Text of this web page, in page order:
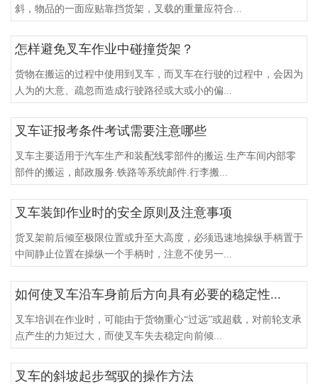
斜，物品的一面应贴靠挡货架，叉载的重量应符合...
怎样避免叉车作业中碰撞货架？
货物在搬运的过程中使用到叉车，而叉车在行驶的过程中，会因为
人为的大意、疏忽而造成行驶路径或大或小的偏...
叉车证报考条件考试需要注意哪些
叉车主要适用于汽车生产和装配线零部件的搬运.生产车间内部零
部件的搬运，邮政服务.铁路等系统邮件.行李搬...
叉车装卸作业时的安全原则及注意事项
货叉架前后倾至极限位置或升至大高度，必须迅速地操纵手柄置于
中间静止位置在操纵一个手柄时，注意不使另一...
如何使叉车沿车身前后方向具有必要的稳定性...
叉车培训在作业时，可能由于货物重心“过远”或超载，对前轮支承
点产生的力矩过大，而使叉车失去稳定向前倾...
叉车的斜坡起步驾驭的操作方法